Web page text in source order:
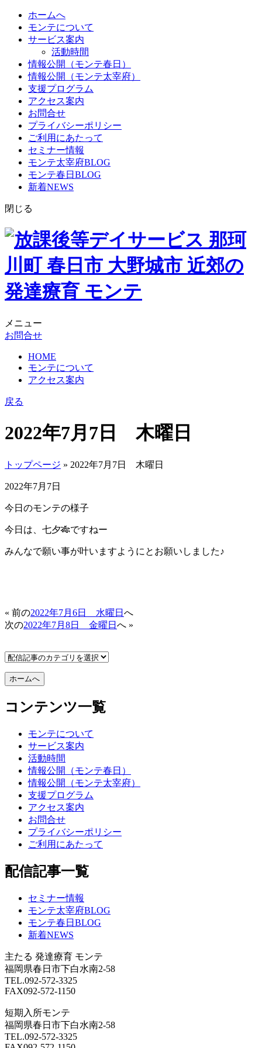
ホームへ
モンテについて
サービス案内
活動時間
情報公開（モンテ春日）
情報公開（モンテ太宰府）
支援プログラム
アクセス案内
お問合せ
プライバシーポリシー
ご利用にあたって
セミナー情報
モンテ太宰府BLOG
モンテ春日BLOG
新着NEWS
閉じる
メニュー
お問合せ
HOME
モンテについて
アクセス案内
戻る
2022年7月7日 木曜日
トップページ » 2022年7月7日 木曜日
2022年7月7日
今日のモンテの様子
今日は、七夕🎋ですねー
みんなで願い事が叶いますようにとお願いしました♪
« 前の2022年7月6日 水曜日 へ
次の2022年7月8日 金曜日 へ »
コンテンツ一覧
モンテについて
サービス案内
活動時間
情報公開（モンテ春日）
情報公開（モンテ太宰府）
支援プログラム
アクセス案内
お問合せ
プライバシーポリシー
ご利用にあたって
配信記事一覧
セミナー情報
モンテ太宰府BLOG
モンテ春日BLOG
新着NEWS
主たる 発達療育 モンテ
福岡県春日市下白水南2-58
TEL.092-572-3325
FAX092-572-1150
短期入所モンテ
福岡県春日市下白水南2-58
TEL.092-572-3325